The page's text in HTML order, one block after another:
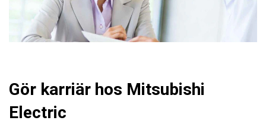
Gör karriär hos Mitsubishi
Electric